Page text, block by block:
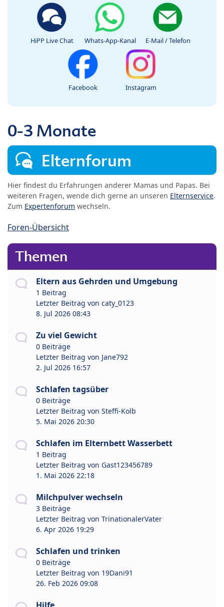
HiPP Live Chat Whats-App-Kanal E-Mail / Telefon
Facebook Instagram
0-3 Monate
Elternforum
Hier findest du Erfahrungen anderer Mamas und Papas. Bei
weiteren Fragen, wende dich gerne an unseren Elternservice.
Zum Expertenforum wechseln.
Foren-Übersicht
Themen
Eltern aus Gehrden und Umgebung
1 Beitrag
Letzter Beitrag von caty_0123
8. Jul 2026 08:43
Zu viel Gewicht
0 Beiträge
Letzter Beitrag von Jane792
2. Jul 2026 16:57
Schlafen tagsüber
0 Beiträge
Letzter Beitrag von Steffi-Kolb
5. Mai 2026 20:30
Schlafen im Elternbett Wasserbett
1 Beitrag
Letzter Beitrag von Gast123456789
1. Mai 2026 22:18
Milchpulver wechseln
3 Beiträge
Letzter Beitrag von TrinationalerVater
6. Apr 2026 19:29
Schlafen und trinken
0 Beiträge
Letzter Beitrag von 19Dani91
26. Feb 2026 09:08